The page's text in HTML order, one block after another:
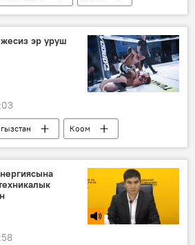
Бишкек
мечитэр уруш
Коом
Ош